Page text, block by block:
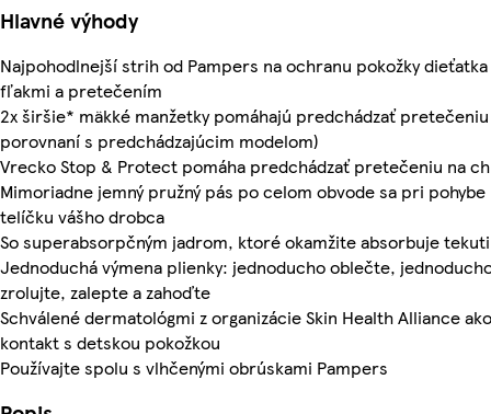
Hlavné výhody
Najpohodlnejší strih od Pampers na ochranu pokožky
fľakmi a pretečením
2x širšie* mäkké manžetky pomáhajú predchádzať
porovnaní s predchádzajúcim modelom)
Vrecko Stop & Protect pomáha predchádzať pretečeniu na
Mimoriadne jemný pružný pás po celom obvode sa pri
telíčku vášho drobca
So superabsorpčným jadrom, ktoré okamžite absorbuje
Jednoduchá výmena plienky: jednoducho oblečte,
zrolujte, zalepte a zahoďte
Schválené dermatológmi z organizácie Skin Health Alliance
kontakt s detskou pokožkou
Používajte spolu s vlhčenými obrúskami Pampers